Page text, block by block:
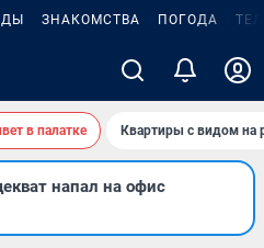
ЗНАКОМСТВА ПОГОДА
в палатке Квартиры с видом на
напал на офис